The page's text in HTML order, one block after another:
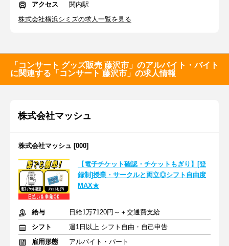
アクセス
関内駅
株式会社横浜シミズの求人一覧を見る
「コンサート グッズ販売 藤沢市」のアルバイト・バイト
に関連する「コンサート 藤沢市」の求人情報
株式会社マッシュ
株式会社マッシュ [000]
【電子チケット確認・チケットもぎり】[登
録制]授業・サークルと両立◎シフト自由度
MAX★
給与
日給1万7120円～＋交通費支給
シフト
週1日以上 シフト自由・自己申告
雇用形態
アルバイト・パート